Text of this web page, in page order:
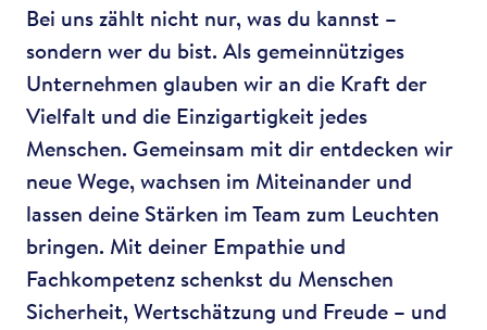
Bei uns zählt nicht nur, was du kannst –
sondern wer du bist. Als gemeinnütziges
Unternehmen glauben wir an die Kraft der
Vielfalt und die Einzigartigkeit jedes
Menschen. Gemeinsam mit dir entdecken wir
neue Wege, wachsen im Miteinander und
lassen deine Stärken im Team zum Leuchten
bringen. Mit deiner Empathie und
Fachkompetenz schenkst du Menschen
Sicherheit, Wertschätzung und Freude – und